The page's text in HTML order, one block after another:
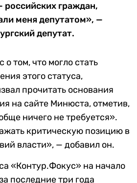
российских граждан,
меня депутатом», —
депутат.
о том, что могло стать
этого статуса,
прочитать основания
на сайте Минюста, отметив,
ничего не требуется».
критическую позицию в
власти», — добавил он.
«Контур.Фокус» на начало
последние три года